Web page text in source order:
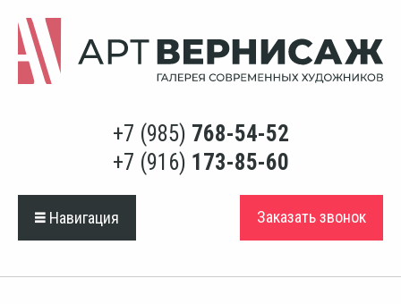
+7 (985) 768-54-52
+7 (916) 173-85-60
Навигация Заказать звонок